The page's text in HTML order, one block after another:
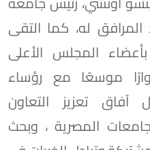
المرافق له، كما التقى
المجلس الأعلى
موسعًا مع رؤساء
آفاق تعزيز التعاون
المصرية ، وبحث